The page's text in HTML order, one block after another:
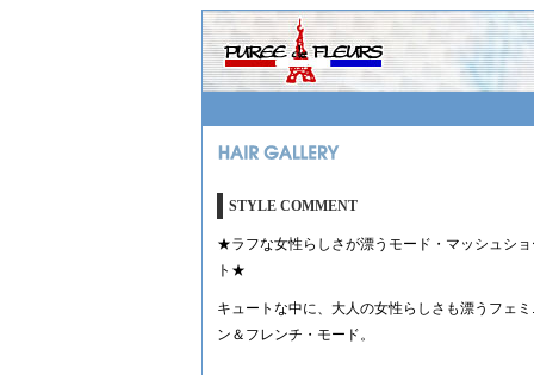
STYLE COMMENT
★ラフな女性らしさが漂うモード・マッシュショ
ト★
キュートな中に、大人の女性らしさも漂うフェ
ン＆フレンチ・モード。